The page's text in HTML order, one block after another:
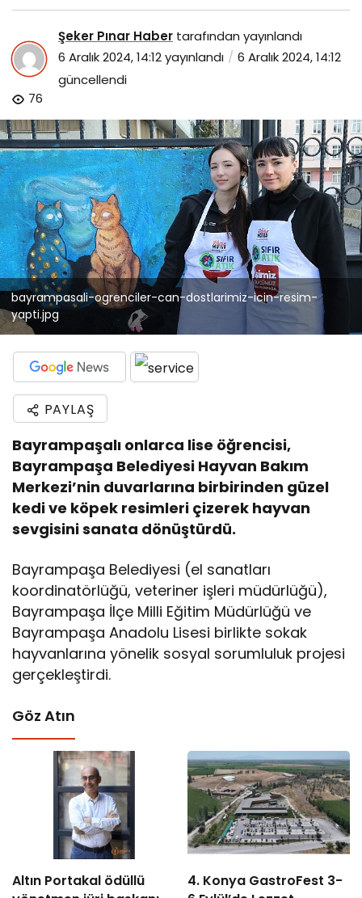
Şeker Pınar Haber tarafından yayınlandı
6 Aralık 2024, 14:12yayınlandı
6 Aralık 2024, 14:12
güncellendi
76
bayrampasali-ogrenciler-can-dostlarimiz-icin-resim-
yapti.jpg
PAYLAŞ
Bayrampaşalı onlarca lise öğrencisi,
Bayrampaşa Belediyesi Hayvan Bakım
Merkezi’nin duvarlarına birbirinden güzel
kedi ve köpek resimleri çizerek hayvan
sevgisini sanata dönüştürdü.
Bayrampaşa Belediyesi (el sanatları
koordinatörlüğü, veteriner işleri müdürlüğü),
Bayrampaşa İlçe Milli Eğitim Müdürlüğü ve
Bayrampaşa Anadolu Lisesi birlikte sokak
hayvanlarına yönelik sosyal sorumluluk projesi
gerçekleştirdi.
Göz Atın
Altın Portakal ödüllü
4. Konya GastroFest 3-